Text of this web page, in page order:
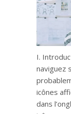
I.
naviguez
icônes
dans